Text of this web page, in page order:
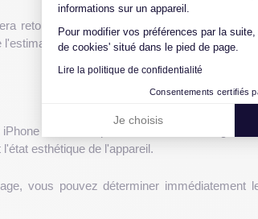
informations sur un appareil.
Pour modifier vos préférences par la
de cookies' situé dans le pied de page.
Lire la politique de confidentialité
Consentements certifiés
Je choisis
retourné gratuitement dans un délai de
l'estimation.
X, il est important d'évaluer l'état
esthétique de l'appareil.
vous pouvez déterminer